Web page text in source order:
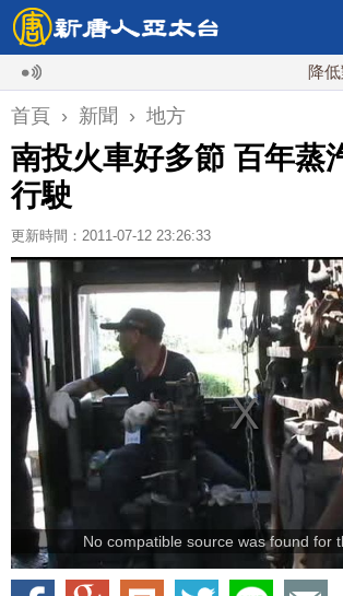
降低對中
首頁 › 新聞 › 地方
南投火車好多節 百年蒸
行駛
更新時間：2011-07-12 23:26:33
No compatible source was found for